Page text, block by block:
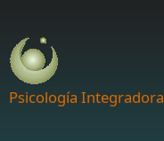
Psicología Integradora